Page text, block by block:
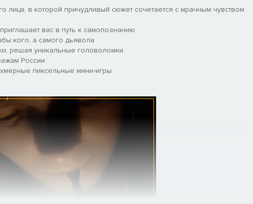
лица, в которой причудливый сюжет сочетается с мрачным чувством
вас в путь к самопознанию
кого, а самого дьявола
решая уникальные головоломки
России
пиксельные мини-игры